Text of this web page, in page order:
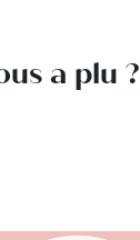
a plu ?